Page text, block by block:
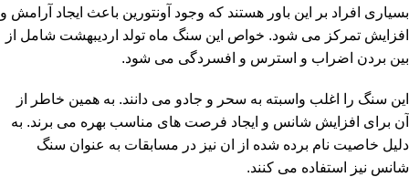
بسیاری افراد بر این باور هستند که وجود آونتورین باعث ایجاد آرامش و
افزایش تمرکز می شود. خواص این سنگ ماه تولد اردیبهشت شامل از
بین بردن اضراب و استرس و افسردگی می شود.
این سنگ را اغلب واسبته به سحر و جادو می دانند. به همین خاطر از
آن برای افزایش شانس و ایجاد فرصت های مناسب بهره می برند. به
دلیل خاصیت نام برده شده از ان نیز در مسابقات به عنوان سنگ
شانس نیز استفاده می کنند.